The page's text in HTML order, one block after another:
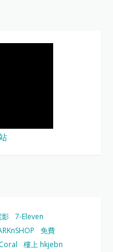
影 7-Eleven
免費
樓上 hkjebn